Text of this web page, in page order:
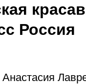
Россия
Анастасия